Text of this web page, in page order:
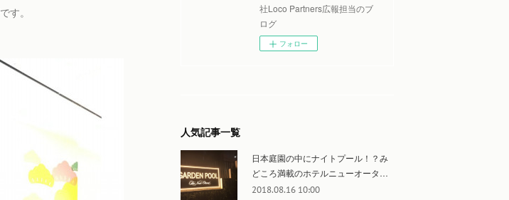
です。
社Loco Partners広報担当のブ
ログ
フォロー
人気記事一覧
日本庭園の中にナイトプール！？み
どころ満載のホテルニューオータ…
2018.08.16 10:00